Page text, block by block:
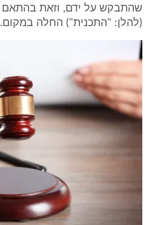
(להלן: "התכנית") החלה במקום.